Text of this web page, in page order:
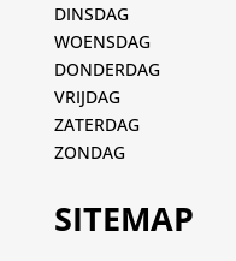
DINSDAG
WOENSDAG
DONDERDAG
VRIJDAG
ZATERDAG
ZONDAG
SITEMAP